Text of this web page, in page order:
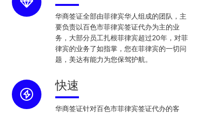
华商签证全部由菲律宾华人组成的团队，主
要负责以百色市菲律宾签证代办为主的业
务，大部分员工扎根菲律宾超过20年，对菲
律宾的业务了如指掌，您在菲律宾的一切问
题，美达有能力为您保驾护航。
快速
华商签证针对百色市菲律宾签证代办的客